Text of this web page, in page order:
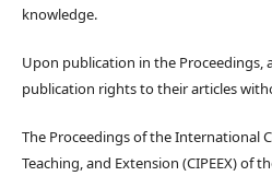
knowledge.
Upon publication in the
publication rights to their articles
The Proceedings of the International
Teaching, and Extension (CIPEEX) of